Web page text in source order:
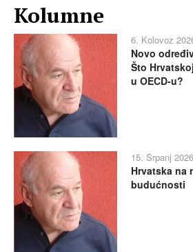
Kolumne
6. Kolovoz
Novo
Što
u OECD-u?
15. Srpanj
Hrvatska na
budućnosti